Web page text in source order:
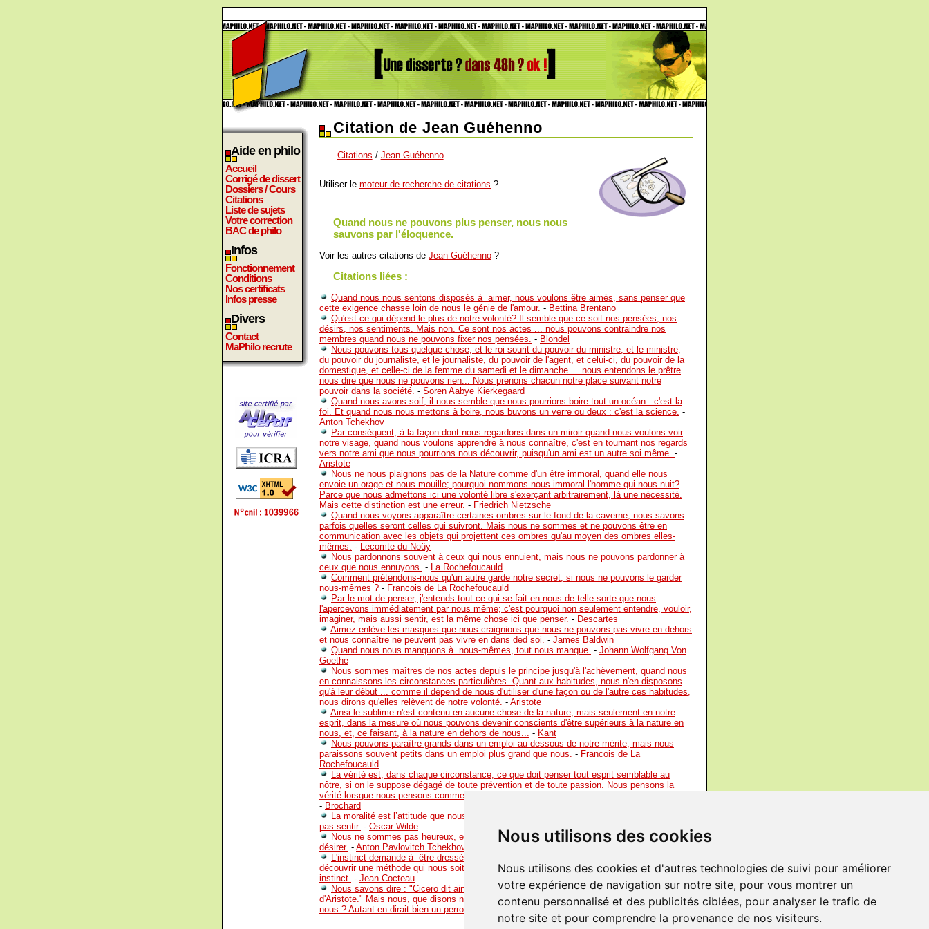
Nous utilisons des cookies
Nous utilisons des cookies et d'autres technologies de suivi pour améliorer
votre expérience de navigation sur notre site, pour vous montrer un
contenu personnalisé et des publicités ciblées, pour analyser le trafic de
notre site et pour comprendre la provenance de nos visiteurs.
Aide en philo
Accueil
Corrigé de dissert
Dossiers / Cours
Citations
Liste de sujets
Votre correction
BAC de philo
Infos
Fonctionnement
Conditions
Nos certificats
Infos presse
Divers
Contact
MaPhilo recrute
Citation de Jean Guéhenno
Citations / Jean Guéhenno
Utiliser le moteur de recherche de citations ?
Quand nous ne pouvons plus penser, nous nous
sauvons par l'éloquence.
Voir les autres citations de Jean Guéhenno ?
Citations liées :
Quand nous nous sentons disposés à aimer, nous voulons être aimés, sans penser que
cette exigence chasse loin de nous le génie de l'amour. - Bettina Brentano
Qu'est-ce qui dépend le plus de notre volonté? Il semble que ce soit nos pensées, nos
désirs, nos sentiments. Mais non. Ce sont nos actes ... nous pouvons contraindre nos
membres quand nous ne pouvons fixer nos pensées. - Blondel
Nous pouvons tous quelque chose, et le roi sourit du pouvoir du ministre, et le ministre,
du pouvoir du journaliste, et le journaliste, du pouvoir de l'agent, et celui-ci, du pouvoir de la
domestique, et celle-ci de la femme du samedi et le dimanche ... nous entendons le prêtre
nous dire que nous ne pouvons rien... Nous prenons chacun notre place suivant notre
pouvoir dans la société. - Soren Aabye Kierkegaard
Quand nous avons soif, il nous semble que nous pourrions boire tout un océan : c'est la
foi. Et quand nous nous mettons à boire, nous buvons un verre ou deux : c'est la science. -
Anton Tchekhov
Par conséquent, à la façon dont nous regardons dans un miroir quand nous voulons voir
notre visage, quand nous voulons apprendre à nous connaître, c'est en tournant nos regards
vers notre ami que nous pourrions nous découvrir, puisqu'un ami est un autre soi même. -
Aristote
Nous ne nous plaignons pas de la Nature comme d'un être immoral, quand elle nous
envoie un orage et nous mouille; pourquoi nommons-nous immoral l'homme qui nous nuit?
Parce que nous admettons ici une volonté libre s'exerçant arbitrairement, là une nécessité.
Mais cette distinction est une erreur. - Friedrich Nietzsche
Quand nous voyons apparaître certaines ombres sur le fond de la caverne, nous savons
parfois quelles seront celles qui suivront. Mais nous ne sommes et ne pouvons être en
communication avec les objets qui projettent ces ombres qu'au moyen des ombres elles-
mêmes. - Lecomte du Noüy
Nous pardonnons souvent à ceux qui nous ennuient, mais nous ne pouvons pardonner à
ceux que nous ennuyons. - La Rochefoucauld
Comment prétendons-nous qu'un autre garde notre secret, si nous ne pouvons le garder
nous-mêmes ? - Francois de La Rochefoucauld
Par le mot de penser, j'entends tout ce qui se fait en nous de telle sorte que nous
l'apercevons immédiatement par nous même; c'est pourquoi non seulement entendre, vouloir,
imaginer, mais aussi sentir, est la même chose ici que penser. - Descartes
Aimez enlève les masques que nous craignions que nous ne pouvons pas vivre en dehors
et nous connaître ne peuvent pas vivre en dans ded soi. - James Baldwin
Quand nous nous manquons à nous-mêmes, tout nous manque. - Johann Wolfgang Von
Goethe
Nous sommes maîtres de nos actes depuis le principe jusqu'à l'achèvement, quand nous
en connaissons les circonstances particulières. Quant aux habitudes, nous n'en disposons
qu'à leur début ... comme il dépend de nous d'utiliser d'une façon ou de l'autre ces habitudes,
nous dirons qu'elles relèvent de notre volonté. - Aristote
Ainsi le sublime n'est contenu en aucune chose de la nature, mais seulement en notre
esprit, dans la mesure où nous pouvons devenir conscients d'être supérieurs à la nature en
nous, et, ce faisant, à la nature en dehors de nous... - Kant
Nous pouvons paraître grands dans un emploi au-dessous de notre mérite, mais nous
paraissons souvent petits dans un emploi plus grand que nous. - Francois de La
Rochefoucauld
La vérité est, dans chaque circonstance, ce que doit penser tout esprit semblable au
nôtre, si on le suppose dégagé de toute prévention et de toute passion. Nous pensons la
vérité lorsque nous pensons comme individus ce que nous devons penser comme hommes.
- Brochard
La moralité est l’attitude que nous adoptons vis-à-vis de personnes que nous ne pouvons
pas sentir. - Oscar Wilde
Nous ne sommes pas heureux, et le bonheur n'existe pas ; nous ne pouvons que le
désirer. - Anton Pavlovitch Tchekhov
L'instinct demande à être dressé par la méthode, mais l'instinct seul nous aide à
découvrir une méthode qui nous soit propre et grâce à laquelle nous pouvons dresser notre
instinct. - Jean Cocteau
Nous savons dire : "Cicero dit ainsi ; voilà les meurs de Platon ; ce sont les mots mêmes
d'Aristote." Mais nous, que disons nous nous mêmes ? Que jugeons nous ? Que faisons-
nous ? Autant en dirait bien un perroquet.
Michel Eyquem de Montaigne